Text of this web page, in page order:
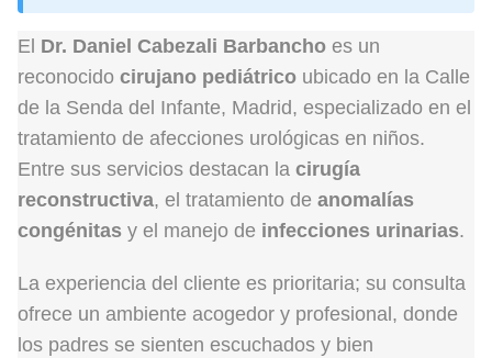
El Dr. Daniel Cabezali Barbancho es un
reconocido cirujano pediátrico ubicado en la Calle
de la Senda del Infante, Madrid, especializado en el
tratamiento de afecciones urológicas en niños.
Entre sus servicios destacan la cirugía
reconstructiva, el tratamiento de anomalías
congénitas y el manejo de infecciones urinarias.
La experiencia del cliente es prioritaria; su consulta
ofrece un ambiente acogedor y profesional, donde
los padres se sienten escuchados y bien